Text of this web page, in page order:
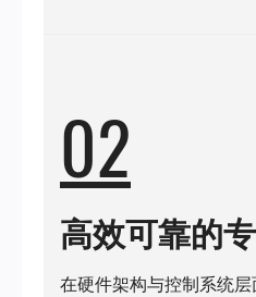
02
高效可靠的
在硬件架构与控制系统层